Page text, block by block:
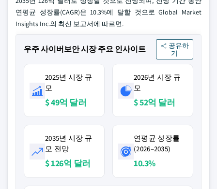
연평균 성장률(CAGR)은 10.3%에 달할 것으로 Global Market
Insights Inc.의 최신 보고서에 따르면.
우주 사이버보안 시장 주요 인사이트
공유하
기
2025년 시장 규
모
$ 49억 달러
2026년 시장 규
모
$ 52억 달러
2035년 시장 규
모 전망
$ 126억 달러
연평균 성장률
(2026–2035)
10.3%